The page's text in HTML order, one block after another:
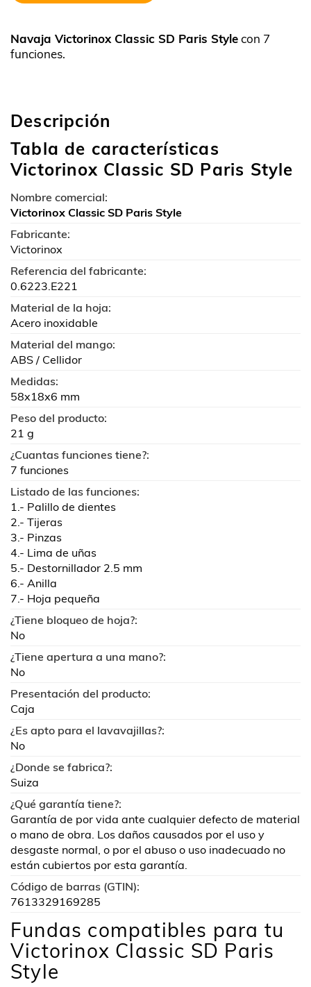
Navaja Victorinox Classic SD Paris Stylecon 7
funciones.
Descripción
Tabla de características
Victorinox Classic SD Paris Style
Nombre comercial:
Victorinox Classic SD Paris Style
Fabricante:
Victorinox
Referencia del fabricante:
0.6223.E221
Material de la hoja:
Acero inoxidable
Material del mango:
ABS / Cellidor
Medidas:
58x18x6 mm
Peso del producto:
21 g
¿Cuantas funciones tiene?:
7 funciones
Listado de las funciones:
1.- Palillo de dientes
2.- Tijeras
3.- Pinzas
4.- Lima de uñas
5.- Destornillador 2.5 mm
6.- Anilla
7.- Hoja pequeña
¿Tiene bloqueo de hoja?:
No
¿Tiene apertura a una mano?:
No
Presentación del producto:
Caja
¿Es apto para el lavavajillas?:
No
¿Donde se fabrica?:
Suiza
¿Qué garantía tiene?:
Garantía de por vida ante cualquier defecto de material
o mano de obra. Los daños causados por el uso y
desgaste normal, o por el abuso o uso inadecuado no
están cubiertos por esta garantía.
Código de barras (GTIN):
7613329169285
Fundas compatibles para tu
Victorinox Classic SD Paris
Style